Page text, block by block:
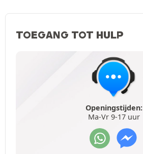
TOEGANG TOT HULP
Openingstijden:
Ma-Vr 9-17 uur